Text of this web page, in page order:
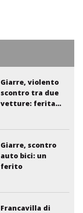
Giarre, violento
scontro tra due
vetture: ferita...
Giarre, scontro
auto bici: un
ferito
Francavilla di